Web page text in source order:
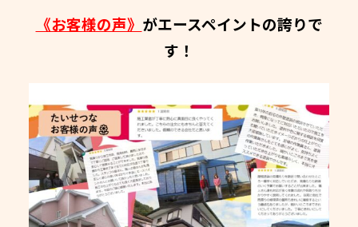
《お客様の声》 がエースペイントの誇りで
す！